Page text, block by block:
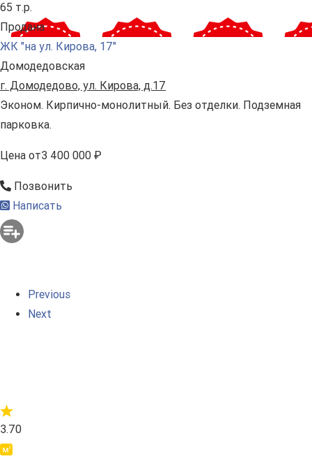
65 т.р.
Продана
ЖК "на ул. Кирова, 17"
Домодедовская
г. Домодедово, ул. Кирова, д.17
Эконом. Кирпично-монолитный. Без отделки. Подземная
парковка.
Цена от3 400 000 ₽
Позвонить
Написать
Previous
Next
3.70